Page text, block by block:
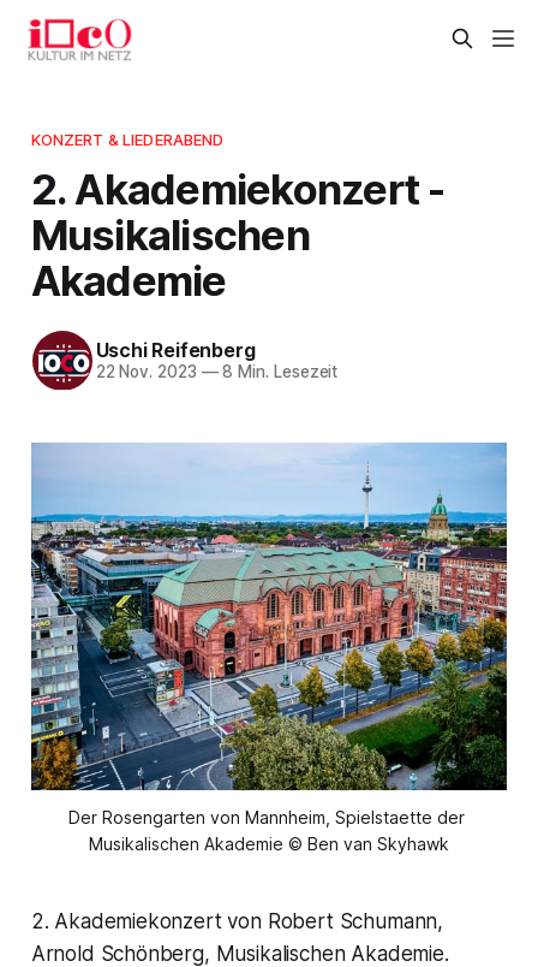
KONZERT & LIEDERABEND
2. Akademiekonzert -
Musikalischen
Akademie
Uschi Reifenberg
22 Nov. 2023 —8 Min. Lesezeit
Der Rosengarten von Mannheim, Spielstaette der
Musikalischen Akademie © Ben van Skyhawk
2. Akademiekonzert von Robert Schumann,
Arnold Schönberg, Musikalischen Akademie.